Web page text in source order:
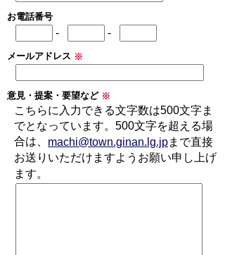
お電話番号
- -
メールアドレス ※
意見・提案・要望など ※
こちらに入力できる文字数は500文字ま
でとなっています。500文字を超える場
合は、 machi@town.ginan.lg.jpまで直接
お送りいただけますようお願い申し上げ
ます。